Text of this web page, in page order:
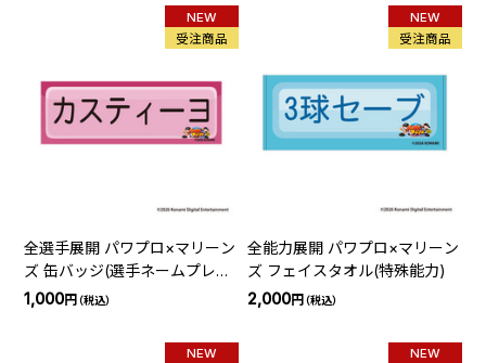
NEW
受注商品
全選手展開 パワプロ×マリーン
ズ 缶バッジ(選手ネームプレー
ト)
1,000円（税込）
NEW
受注商品
全能力展開 パワプロ×マリーン
ズ フェイスタオル(特殊能力)
2,000円（税込）
NEW
NEW